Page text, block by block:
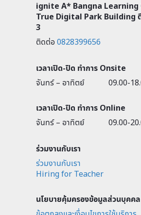
ignite A* Bangna Learning
True Digital Park Building
3
ติดต่อ0828399656
เวลาเปิด-ปิด ทำการ Onsite
จันทร์ – อาทิตย์
09.00-
เวลาเปิด-ปิด ทำการ Online
จันทร์ – อาทิตย์
09.00-
ร่วมงานกับเรา
ร่วมงานกับเรา
Hiring for Teacher
นโยบายคุ้มครองข้อมูลส่วนบุคคล